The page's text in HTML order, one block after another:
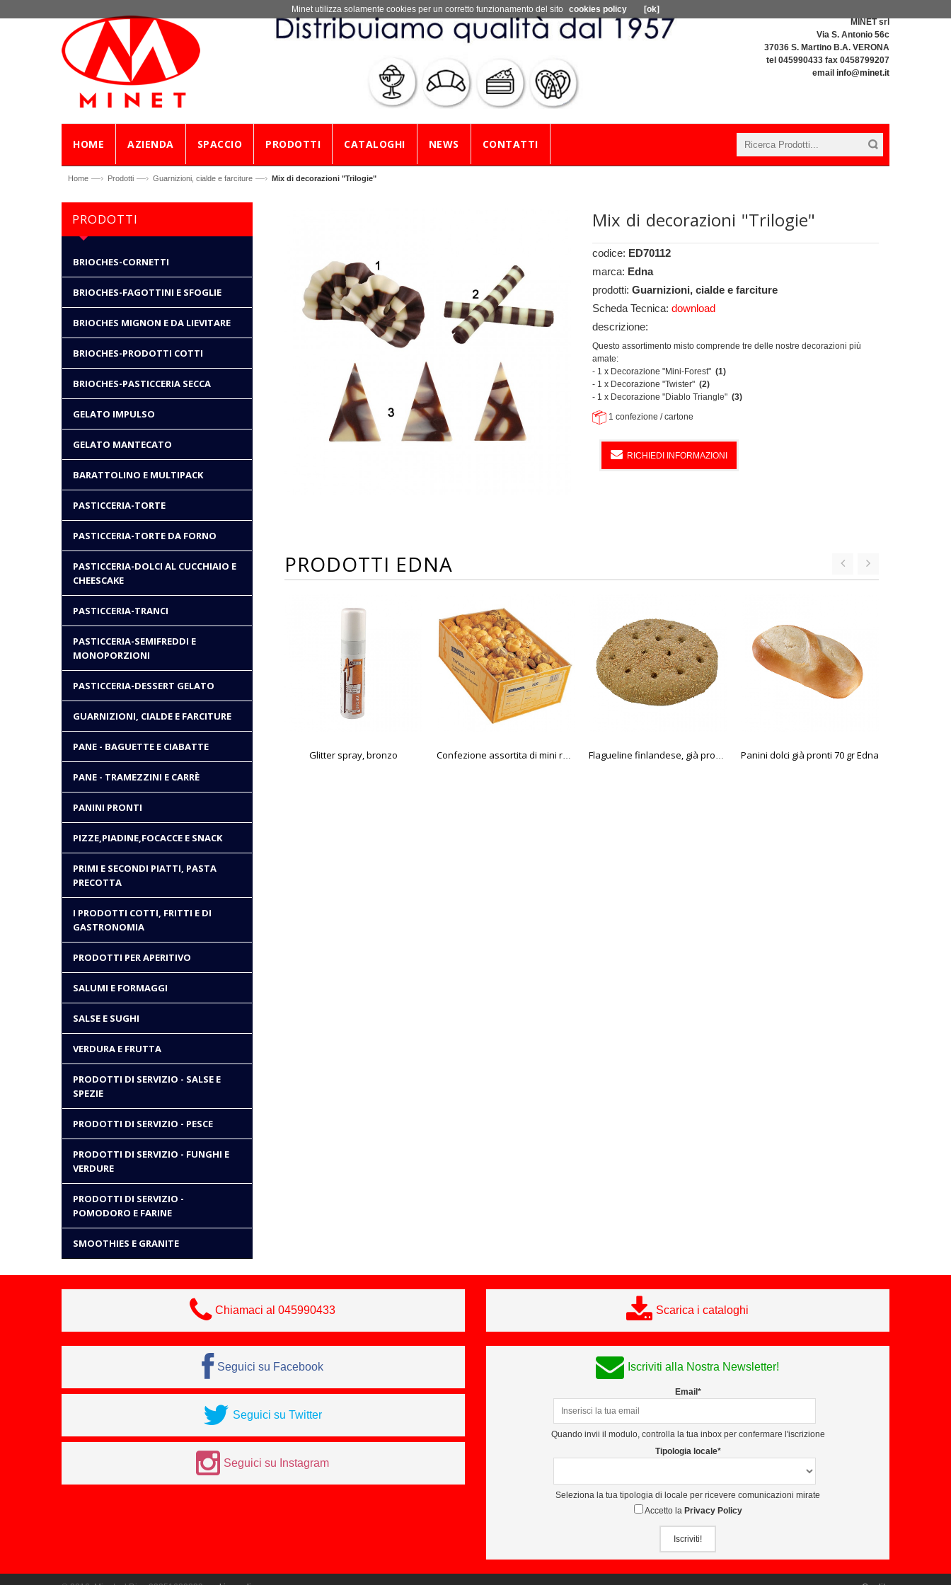
MINET srl
Via S. Antonio 56c
37036 S. Martino B.A. VERONA
tel 045990433 fax 0458799207
email info@minet.it
HOME AZIENDA SPACCIO PRODOTTI CATALOGHI NEWS CONTATTI
Home —› Prodotti —› Guarnizioni, cialde e farciture —› Mix di decorazioni "Trilogie"
Mix di decorazioni "Trilogie"
codice: ED70112
marca: Edna
prodotti: Guarnizioni, cialde e farciture
Scheda Tecnica: download
descrizione:
Questo assortimento misto comprende tre delle nostre decorazioni più
amate:
- 1 x Decorazione "Mini-Forest" (1)
- 1 x Decorazione "Twister" (2)
- 1 x Decorazione "Diablo Triangle" (3)
1 confezione / cartone
RICHIEDI INFORMAZIONI
PRODOTTI EDNA
Glitter spray, bronzo Confezione assortita di mini rosette, 4 varietà Edna 35 gr Flagueline finlandese, già pronta, pretagliato Panini dolci già pronti 70 gr Edna
PRODOTTI
BRIOCHES-CORNETTI
BRIOCHES-FAGOTTINI E SFOGLIE
BRIOCHES MIGNON E DA LIEVITARE
BRIOCHES-PRODOTTI COTTI
BRIOCHES-PASTICCERIA SECCA
GELATO IMPULSO
GELATO MANTECATO
BARATTOLINO E MULTIPACK
PASTICCERIA-TORTE
PASTICCERIA-TORTE DA FORNO
PASTICCERIA-DOLCI AL CUCCHIAIO E
CHEESCAKE
PASTICCERIA-TRANCI
PASTICCERIA-SEMIFREDDI E
MONOPORZIONI
PASTICCERIA-DESSERT GELATO
GUARNIZIONI, CIALDE E FARCITURE
PANE - BAGUETTE E CIABATTE
PANE - TRAMEZZINI E CARRÈ
PANINI PRONTI
PIZZE,PIADINE,FOCACCE E SNACK
PRIMI E SECONDI PIATTI, PASTA
PRECOTTA
I PRODOTTI COTTI, FRITTI E DI
GASTRONOMIA
PRODOTTI PER APERITIVO
SALUMI E FORMAGGI
SALSE E SUGHI
VERDURA E FRUTTA
PRODOTTI DI SERVIZIO - SALSE E
SPEZIE
PRODOTTI DI SERVIZIO - PESCE
PRODOTTI DI SERVIZIO - FUNGHI E
VERDURE
PRODOTTI DI SERVIZIO -
POMODORO E FARINE
SMOOTHIES E GRANITE
Chiamaci al 045990433 Scarica i cataloghi
Seguici su Facebook
Seguici su Twitter
Seguici su Instagram
Iscriviti alla Nostra Newsletter!
Email*
Quando invii il modulo, controlla la tua inbox per confermare l'iscrizione
Tipologia locale*
Seleziona la tua tipologia di locale per ricevere comunicazioni mirate
Accetto la Privacy Policy
Iscriviti!
Minet utilizza solamente cookies per un corretto funzionamento del sito cookies policy [ok]